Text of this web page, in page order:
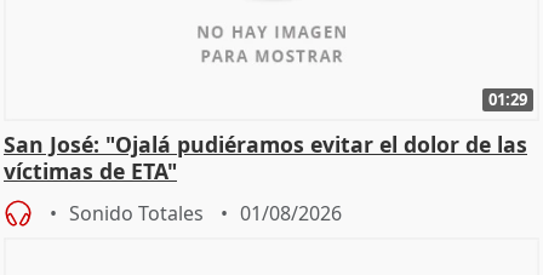
01:29
San José: "Ojalá pudiéramos evitar el dolor de las
víctimas de ETA"
Sonido Totales 01/08/2026